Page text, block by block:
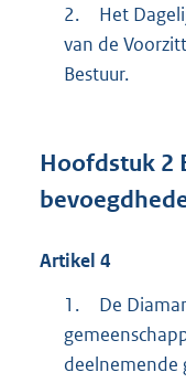
2.
Het
van de
Bestuur.
Hoofdstuk 2
Artikel 4
1.
De
deelnemende